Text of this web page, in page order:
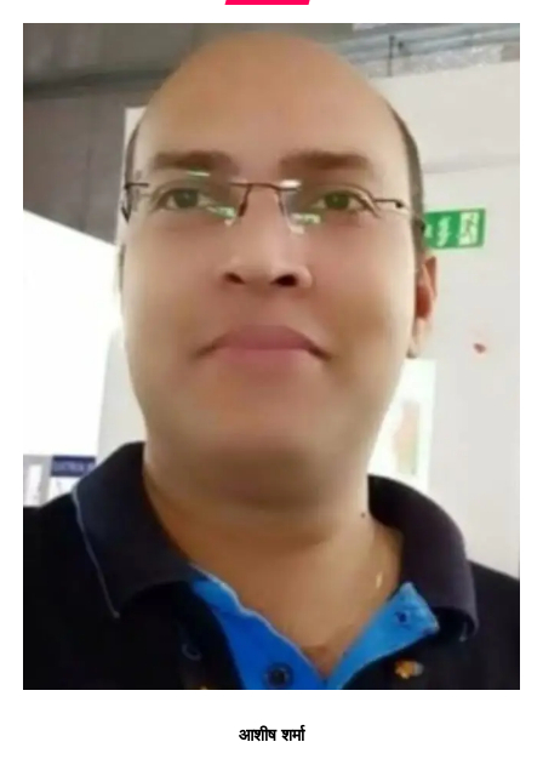
आशीष शर्मा